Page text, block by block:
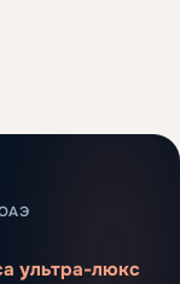
ультра-люкс